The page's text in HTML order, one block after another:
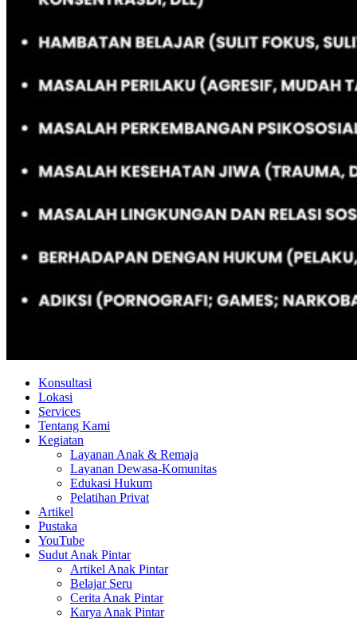
Konsultasi
Lokasi
Services
Tentang Kami
Kegiatan
Layanan Anak & Remaja
Layanan Dewasa-Komunitas
Edukasi Hukum
Pelatihan Privat
Artikel
Pustaka
YouTube
Sudut Anak Pintar
Artikel Anak Pintar
Belajar Seru
Cerita Anak Pintar
Karya Anak Pintar